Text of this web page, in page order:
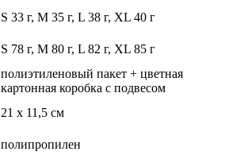
S 33 г, М 35 г, L 38 г, XL 40 г
S 78 г, М 80 г, L 82 г, XL 85 г
полиэтиленовый пакет + цветная
картонная коробка с подвесом
21 х 11,5 см
полипропилен